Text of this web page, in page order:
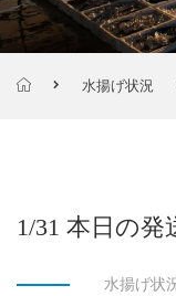
水揚げ状況
1/31 本日の発
水揚げ状